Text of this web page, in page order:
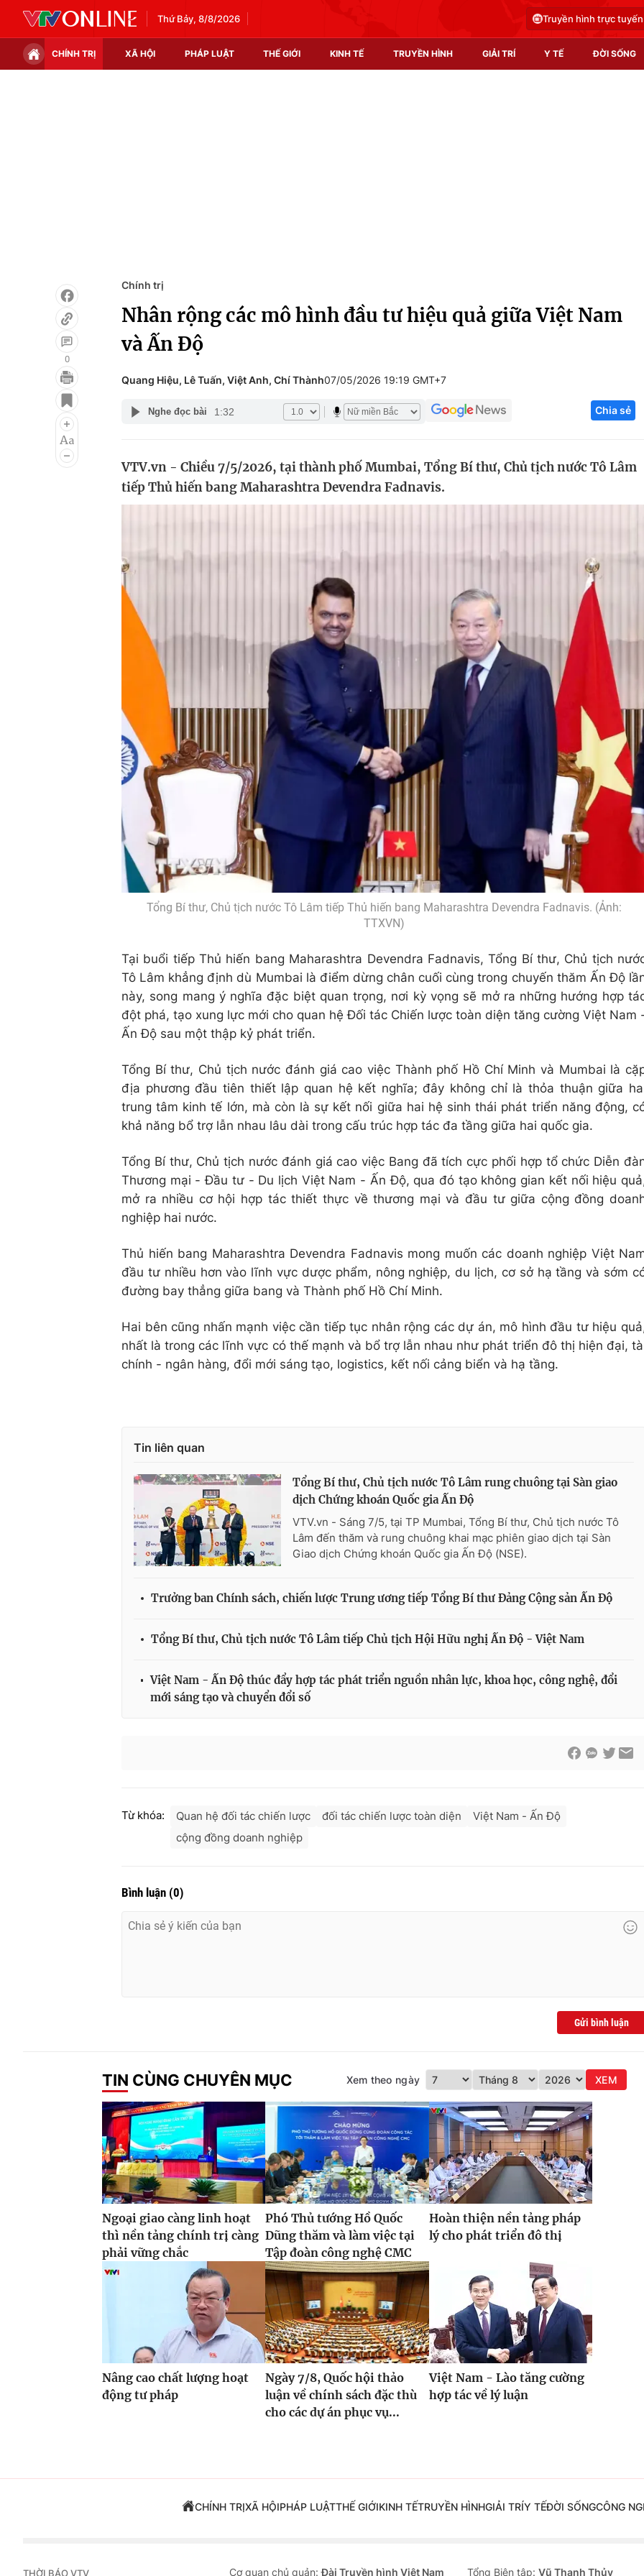
Thứ Bảy, 8/8/2026 Truyền hình trực tuyến
CHÍNH TRỊ XÃ HỘI PHÁP LUẬT THẾ GIỚI KINH TẾ TRUYỀN HÌNH GIẢI TRÍ Y TẾ ĐỜI SỐNG
Infographic
Điện ảnh
Âm nhạc
Du lịch
Chất lượng cuộc sống
Tuyển sinh
Hitech Công
Thị trường
Tư vấn
0
Chính trị
Nhân rộng các mô hình đầu tư hiệu quả giữa Việt Nam
và Ấn Độ
Quang Hiệu, Lê Tuấn, Việt Anh, Chí Thành07/05/2026 19:19 GMT+7
Nghe đọc bài 1:32 Chia sẻ
VTV.vn - Chiều 7/5/2026, tại thành phố Mumbai, Tổng Bí thư, Chủ tịch nước Tô Lâm
tiếp Thủ hiến bang Maharashtra Devendra Fadnavis.
Tổng Bí thư, Chủ tịch nước Tô Lâm tiếp Thủ hiến bang Maharashtra Devendra Fadnavis. (Ảnh:
TTXVN)
Tại buổi tiếp Thủ hiến bang Maharashtra Devendra Fadnavis, Tổng Bí thư, Chủ tịch
Tô Lâm khẳng định dù Mumbai là điểm dừng chân cuối cùng trong chuyến thăm Ấn Độ
này, song mang ý nghĩa đặc biệt quan trọng, nơi kỳ vọng sẽ mở ra những hướng hợp
đột phá, tạo xung lực mới cho quan hệ Đối tác Chiến lược toàn diện tăng cường Việt Nam
Ấn Độ sau một thập kỷ phát triển.
Tổng Bí thư, Chủ tịch nước đánh giá cao việc Thành phố Hồ Chí Minh và Mumbai là
địa phương đầu tiên thiết lập quan hệ kết nghĩa; đây không chỉ là thỏa thuận giữa
trung tâm kinh tế lớn, mà còn là sự kết nối giữa hai hệ sinh thái phát triển năng động,
khả năng bổ trợ lẫn nhau lâu dài trong cấu trúc hợp tác đa tầng giữa hai quốc gia.
Tổng Bí thư, Chủ tịch nước đánh giá cao việc Bang đã tích cực phối hợp tổ chức Diễn
Thương mại - Đầu tư - Du lịch Việt Nam - Ấn Độ, qua đó tạo không gian kết nối hiệu
mở ra nhiều cơ hội hợp tác thiết thực về thương mại và đầu tư giữa cộng đồng
nghiệp hai nước.
Thủ hiến bang Maharashtra Devendra Fadnavis mong muốn các doanh nghiệp Việt
đầu tư nhiều hơn vào lĩnh vực dược phẩm, nông nghiệp, du lịch, cơ sở hạ tầng và sớm
đường bay thẳng giữa bang và Thành phố Hồ Chí Minh.
Hai bên cũng nhấn mạnh việc cần tiếp tục nhân rộng các dự án, mô hình đầu tư hiệu
nhất là trong các lĩnh vực có thế mạnh và bổ trợ lẫn nhau như phát triển đô thị hiện đại,
chính - ngân hàng, đổi mới sáng tạo, logistics, kết nối cảng biển và hạ tầng.
Tin liên quan
Tổng Bí thư, Chủ tịch nước Tô Lâm rung chuông tại Sàn giao
dịch Chứng khoán Quốc gia Ấn Độ
VTV.vn - Sáng 7/5, tại TP Mumbai, Tổng Bí thư, Chủ tịch nước Tô
Lâm đến thăm và rung chuông khai mạc phiên giao dịch tại Sàn
Giao dịch Chứng khoán Quốc gia Ấn Độ (NSE).
Trưởng ban Chính sách, chiến lược Trung ương tiếp Tổng Bí thư Đảng Cộng sản Ấn Độ
Tổng Bí thư, Chủ tịch nước Tô Lâm tiếp Chủ tịch Hội Hữu nghị Ấn Độ - Việt Nam
Việt Nam - Ấn Độ thúc đẩy hợp tác phát triển nguồn nhân lực, khoa học, công nghệ, đổi
mới sáng tạo và chuyển đổi số
Từ khóa: Quan hệ đối tác chiến lược đối tác chiến lược toàn diện
Việt Nam - Ấn Độ
cộng đồng doanh nghiệp
Bình luận (0)
Gửi bình luận
TIN CÙNG CHUYÊN MỤC Xem theo ngày XEM
Ngoại giao càng linh hoạt
thì nền tảng chính trị càng
phải vững chắc
Phó Thủ tướng Hồ Quốc
Dũng thăm và làm việc tại
Tập đoàn công nghệ CMC
Hoàn thiện nền tảng pháp
lý cho phát triển đô thị
Nâng cao chất lượng hoạt
động tư pháp
Ngày 7/8, Quốc hội thảo
luận về chính sách đặc thù
cho các dự án phục vụ...
Việt Nam - Lào tăng cường
hợp tác về lý luận
CHÍNH TRỊXÃ HỘIPHÁP LUẬTTHẾ GIỚIKINH TẾTRUYỀN HÌNHGIẢI TRÍY TẾĐỜI SỐNGCÔNG
THỜI BÁO VTV Cơ quan chủ quản:Đài Truyền hình Việt Nam Tổng Biên tập: Vũ Thanh Thủy